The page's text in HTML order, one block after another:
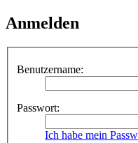
Anmelden
Benutzername:
Passwort:
Ich habe mein